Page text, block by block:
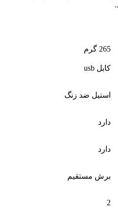
265 گرم
کابل usb
استیل ضد زنگ
دارد
دارد
برش مستقیم
2